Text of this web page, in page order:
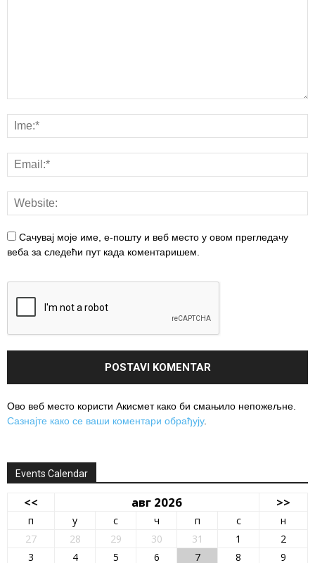
Сачувај моје име, е-пошту и веб место у овом прегледачу
веба за следећи пут када коментаришем.
Ово веб место користи Акисмет како би смањило непожељне.
Сазнајте како се ваши коментари обрађују.
Events Calendar
<< авг 2026 >>
п у с ч п с
н
27
28 29 30 31 1
2
3
4 5 6 7 8 9